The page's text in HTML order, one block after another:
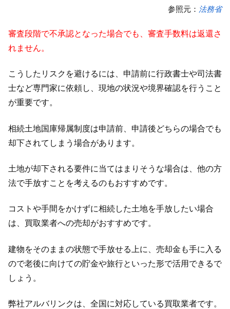
参照元： 法務省
審査段階で不承認となった場合でも、審査手数料は返還さ
れません。
こうしたリスクを避けるには、申請前に行政書士や司法書
士など専門家に依頼し、現地の状況や境界確認を行うこと
が重要です。
相続土地国庫帰属制度は申請前、申請後どちらの場合でも
却下されてしまう場合があります。
土地が却下される要件に当てはまりそうな場合は、他の方
法で手放すことを考えるのもおすすめです。
コストや手間をかけずに相続した土地を手放したい場合
は、買取業者への売却がおすすめです。
建物をそのままの状態で手放せる上に、売却金も手に入る
ので老後に向けての貯金や旅行といった形で活用できるで
しょう。
弊社アルバリンクは、全国に対応している買取業者です。